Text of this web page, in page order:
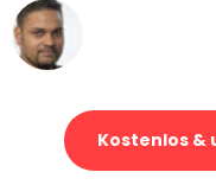
Kostenlos